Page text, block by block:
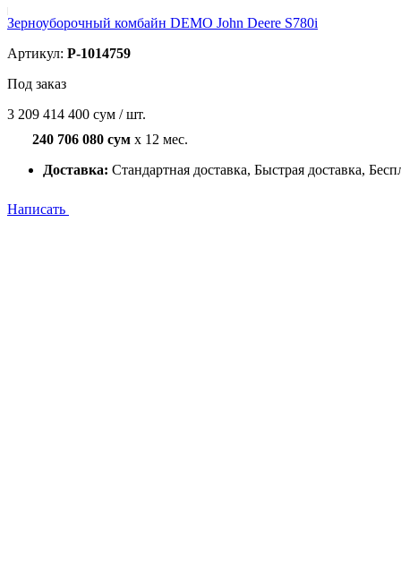
Зерноуборочный комбайн DEMO John Deere S780i
Артикул: P-1014759
Под заказ
3 209 414 400 сум / шт.
240 706 080 сум x 12 мес.
Доставка: Стандартная доставка, Быстрая доставка,
Написать